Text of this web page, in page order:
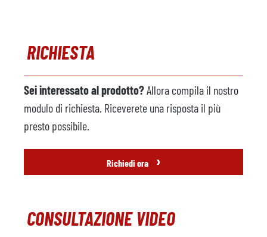
Caricatore di metallo
Produttore
Modello
Anno
Macchina a spruzzo
non disponibile
Produttore
Anno
RICHIESTA
Sei interessato al prodotto?Allora compila il nostro
modulo di richiesta. Riceverete una risposta il più
presto possibile.
Richiedi ora ›
CONSULTAZIONE VIDEO